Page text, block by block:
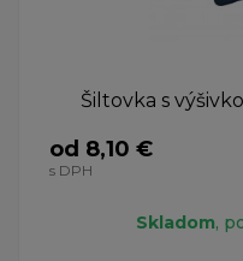
Šiltovka s
od 8,10 €
s DPH
Skladom,